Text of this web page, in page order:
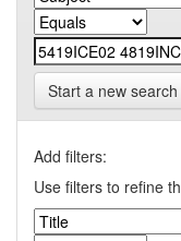
Start a new search
Add filters:
Use filters to refine